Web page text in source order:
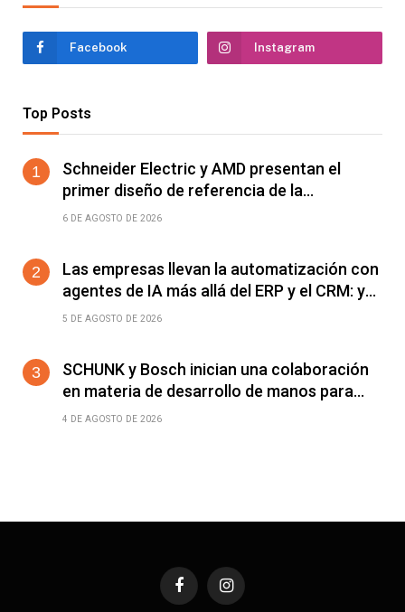
Facebook Instagram
Top Posts
Schneider Electric y AMD presentan el
primer diseño de referencia de la
plataforma Helios para acelerar el
6 DE AGOSTO DE 2026
Las empresas llevan la automatización con
agentes de IA más allá del ERP y el CRM: ya
alcanza a cualquier software conectable
5 DE AGOSTO DE 2026
SCHUNK y Bosch inician una colaboración
en materia de desarrollo de manos para
robots humanoides
4 DE AGOSTO DE 2026
FacebookInstagram